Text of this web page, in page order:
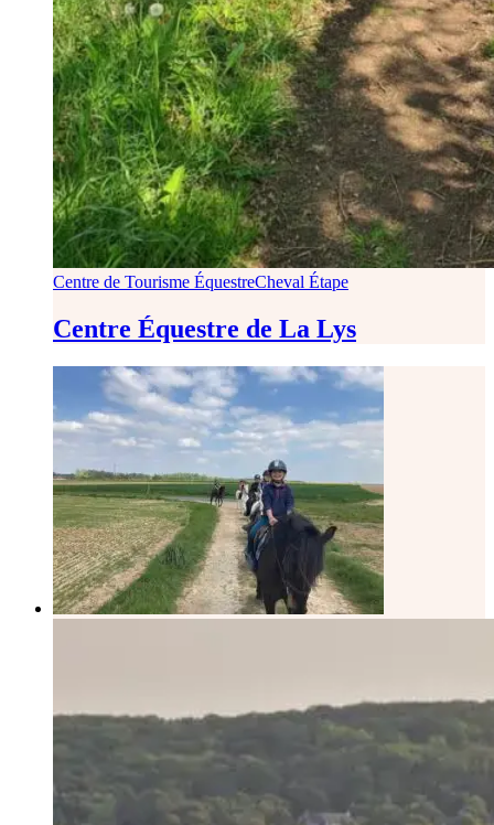
Centre de Tourisme ÉquestreCheval Étape
Centre Équestre de La Lys